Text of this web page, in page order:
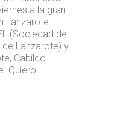
a la gran
Lanzarote.
(Sociedad de
Lanzarote) y
Cabildo
Quiero